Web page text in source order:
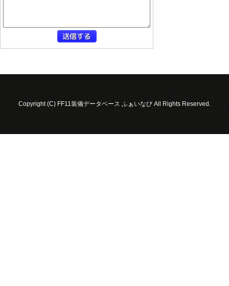
Copyright (C) FF11装備データベース ふぁいなび All Rights Reserved.